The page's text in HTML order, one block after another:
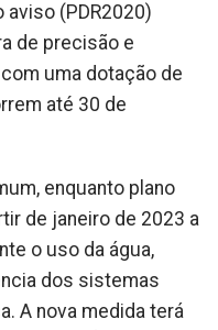
aviso (PDR2020)
de precisão e
uma dotação de
até 30 de
enquanto plano
de janeiro de 2023 a
o uso da água,
dos sistemas
A nova medida terá